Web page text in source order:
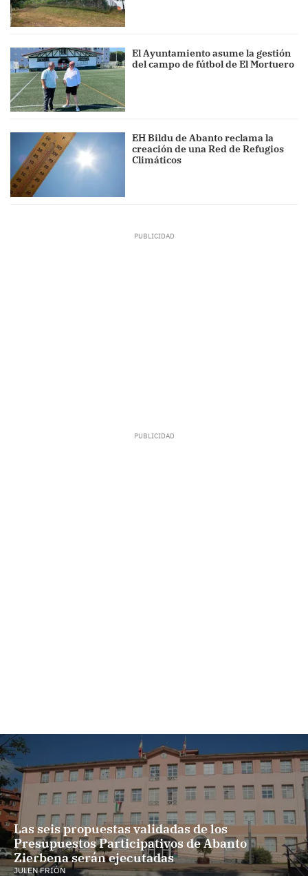
El Ayuntamiento asume la gestión
del campo de fútbol de El Mortuero
EH Bildu de Abanto reclama la
creación de una Red de Refugios
Climáticos
Las seis propuestas validadas de los
Presupuestos Participativos de Abanto
Zierbena serán ejecutadas
JULEN FRIÓN